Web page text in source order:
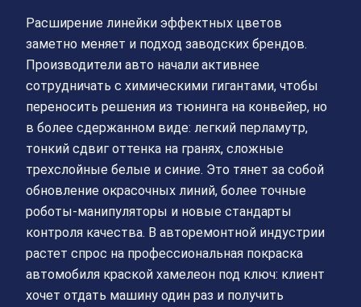
Расширение линейки эффектных цветов
заметно меняет и подход заводских брендов.
Производители авто начали активнее
сотрудничать с химическими гигантами, чтобы
переносить решения из тюнинга на конвейер, но
в более сдержанном виде: легкий перламутр,
тонкий сдвиг оттенка на гранях, сложные
трехслойные белые и синие. Это тянет за собой
обновление окрасочных линий, более точные
роботы-манипуляторы и новые стандарты
контроля качества. В авторемонтной индустрии
растет спрос на профессиональная покраска
автомобиля краской хамелеон под ключ: клиент
хочет отдать машину один раз и получить